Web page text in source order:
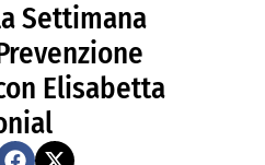
Settimana
Elisabetta